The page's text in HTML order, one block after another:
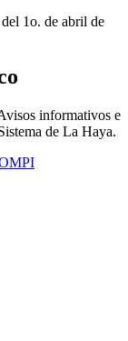
1o. de abril de
informativos e
de La Haya.